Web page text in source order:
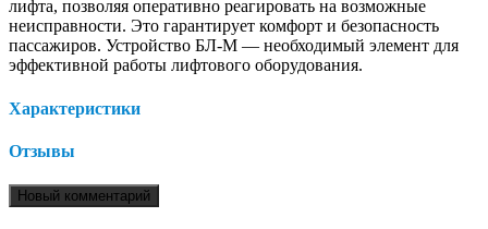
лифта, позволяя оперативно реагировать на возможные
неисправности. Это гарантирует комфорт и безопасность
пассажиров. Устройство БЛ-М — необходимый элемент для
эффективной работы лифтового оборудования.
Характеристики
Отзывы
Новый комментарий